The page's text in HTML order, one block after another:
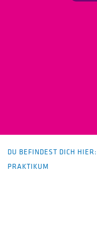
DU BEFINDEST DICH HIER:
PRAKTIKUM